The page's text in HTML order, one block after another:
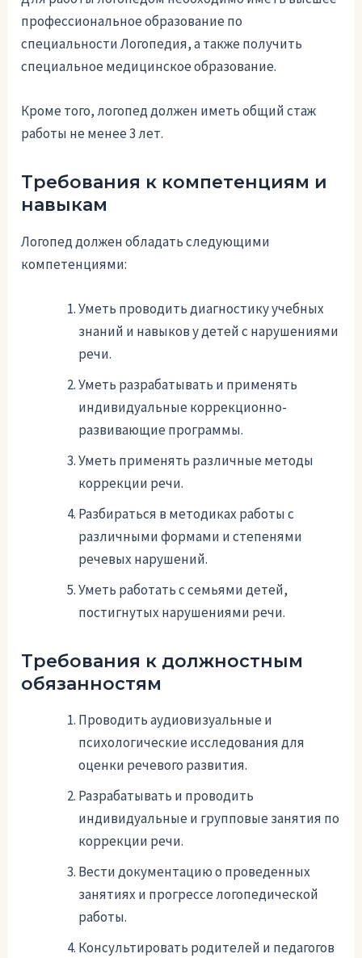
профессиональное образование по
специальности Логопедия, а также получить
специальное медицинское образование.
Кроме того, логопед должен иметь общий стаж
работы не менее 3 лет.
Требования к компетенциям и
навыкам
Логопед должен обладать следующими
компетенциями:
Уметь проводить диагностику учебных
знаний и навыков у детей с нарушениями
речи.
Уметь разрабатывать и применять
индивидуальные коррекционно-
развивающие программы.
Уметь применять различные методы
коррекции речи.
Разбираться в методиках работы с
различными формами и степенями
речевых нарушений.
Уметь работать с семьями детей,
постигнутых нарушениями речи.
Требования к должностным
обязанностям
Проводить аудиовизуальные и
психологические исследования для
оценки речевого развития.
Разрабатывать и проводить
индивидуальные и групповые занятия по
коррекции речи.
Вести документацию о проведенных
занятиях и прогрессе логопедической
работы.
Консультировать родителей и педагогов